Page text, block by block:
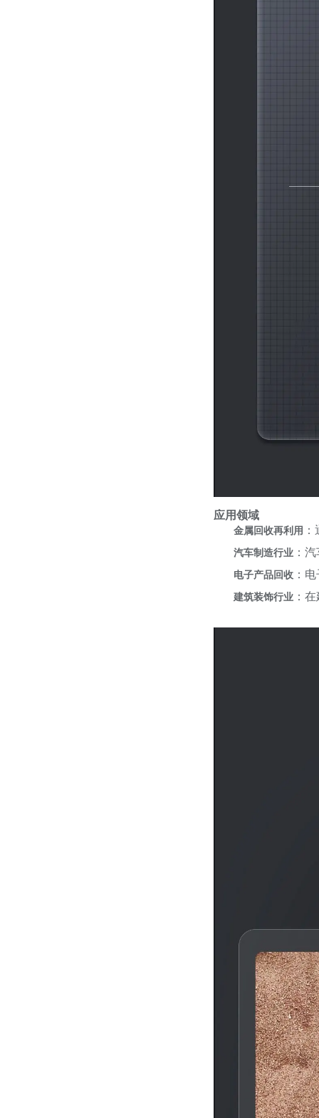
应用领域
金属回收再利用
汽车制造行业 ：
电子产品回收 ：
建筑装饰行业 ：